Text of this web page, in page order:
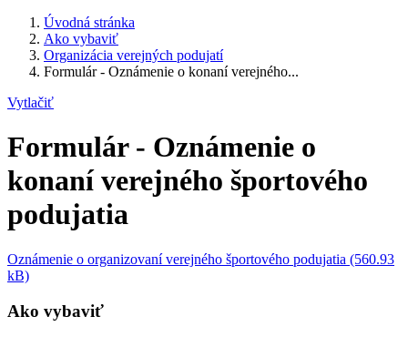
Úvodná stránka
Ako vybaviť
Organizácia verejných podujatí
Formulár - Oznámenie o konaní verejného...
Vytlačiť
Formulár - Oznámenie o
konaní verejného športového
podujatia
Oznámenie o organizovaní verejného športového podujatia (560.93
kB)
Ako vybaviť